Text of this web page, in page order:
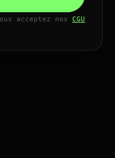
acceptez nos CGU